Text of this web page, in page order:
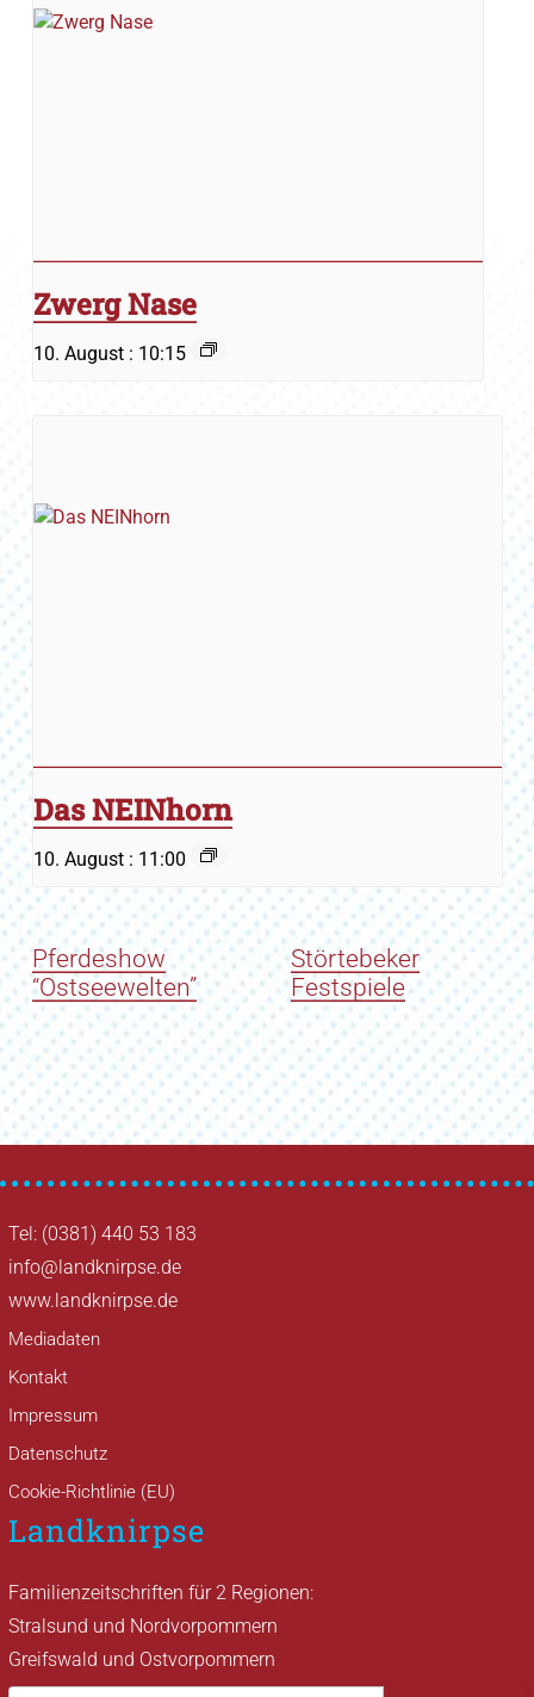
Zwerg Nase
10. August : 10:15
Das NEINhorn
10. August : 11:00
Pferdeshow
“Ostseewelten”
Störtebeker
Festspiele
Tel: (0381) 440 53 183
info@landknirpse.de
www.landknirpse.de
Mediadaten
Kontakt
Impressum
Datenschutz
Cookie-Richtlinie (EU)
Landknirpse
Familienzeitschriften für 2 Regionen:
Stralsund und Nordvorpommern
Greifswald und Ostvorpommern